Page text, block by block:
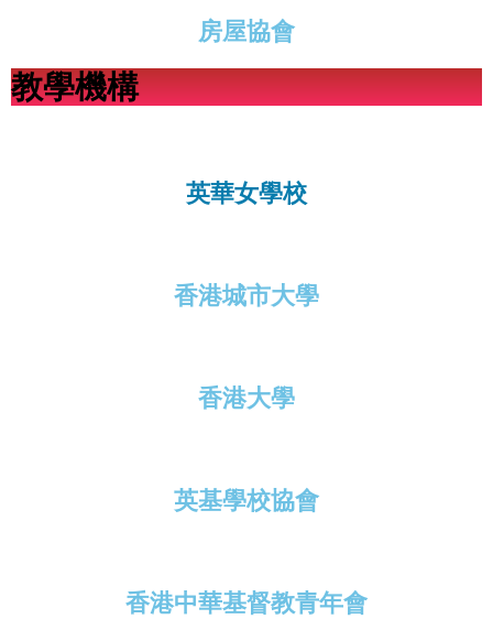
房屋協會
教學機構
英華女學校
香港城市大學
香港大學
英基學校協會
香港中華基督教青年會